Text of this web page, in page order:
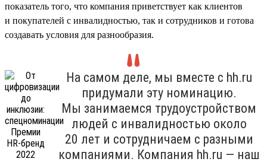
показатель того, что компания приветствует как клиентов
и покупателей с инвалидностью, так и сотрудников и готова
создавать условия для разнообразия.
На самом деле, мы вместе с hh.ru
придумали эту номинацию.
Мы занимаемся трудоустройством
людей с инвалидностью около
20 лет и сотрудничаем с разными
компаниями. Компания hh.ru — наш